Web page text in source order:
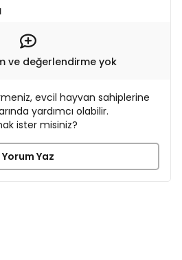
ve değerlendirme yok
evcil hayvan sahiplerine
yardımcı olabilir.
ister misiniz?
Yorum Yaz